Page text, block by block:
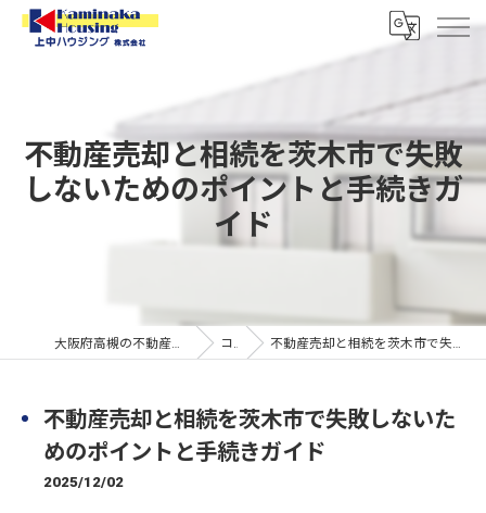
不動産売却と相続を茨木市で失敗
しないためのポイントと手続きガ
イド
大阪府高槻の不動産なら上中ハウジング株式会社 コラム 不動産売却と相続を茨木市で失敗しないためのポイントと手続きガイド
不動産売却と相続を茨木市で失敗しないた
めのポイントと手続きガイド
2025/12/02